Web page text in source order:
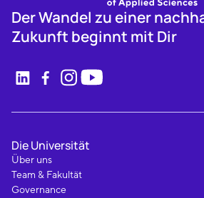
Der Wandel zu einer
Zukunft beginnt mit Dir
Die Universität
Über uns
Team & Fakultät
Governance